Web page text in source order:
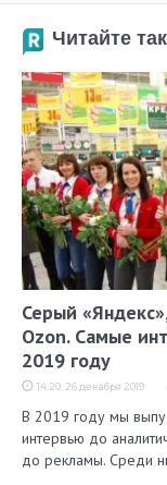
Читайте
Серый
Ozon. Самые
2019 году
14:20, 26 декабря 2019
В 2019 году мы
интервью до
до рекламы. Среди